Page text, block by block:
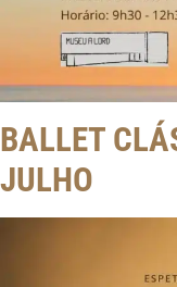
BALLET
JULHO